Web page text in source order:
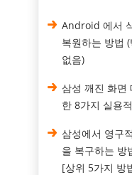
Android 에서
복원하는 방법
없음)
삼성 깨진 화면
한 8가지 실용
삼성에서 영구
을 복구하는 방
[상위 5가지 방